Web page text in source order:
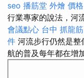
seo 播筋堂 外燴 價格
行業專家的說法，河
會議點心 台中 抓龍筋
件 河流步行仍然是整
航的普及每年都在增加